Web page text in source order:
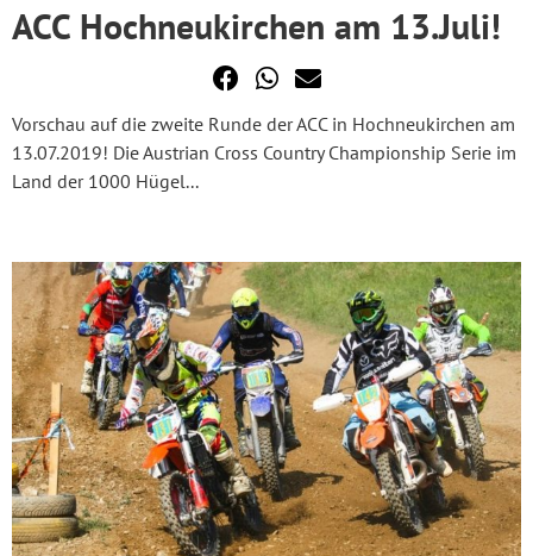
ACC Hochneukirchen am 13.Juli!
Vorschau auf die zweite Runde der ACC in Hochneukirchen am
13.07.2019! Die Austrian Cross Country Championship Serie im
Land der 1000 Hügel...